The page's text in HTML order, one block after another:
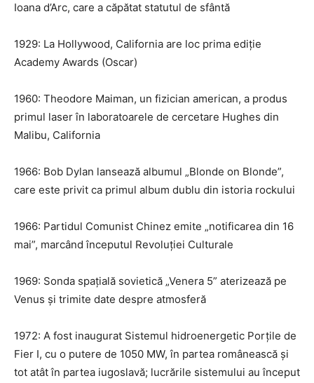
Ioana d’Arc, care a căpătat statutul de sfântă
1929: La Hollywood, California are loc prima ediție
Academy Awards (Oscar)
1960: Theodore Maiman, un fizician american, a produs
primul laser în laboratoarele de cercetare Hughes din
Malibu, California
1966: Bob Dylan lansează albumul „Blonde on Blonde”,
care este privit ca primul album dublu din istoria rockului
1966: Partidul Comunist Chinez emite „notificarea din 16
mai”, marcând începutul Revoluției Culturale
1969: Sonda spațială sovietică „Venera 5” aterizează pe
Venus și trimite date despre atmosferă
1972: A fost inaugurat Sistemul hidroenergetic Porțile de
Fier I, cu o putere de 1050 MW, în partea românească și
tot atât în partea iugoslavă; lucrările sistemului au început